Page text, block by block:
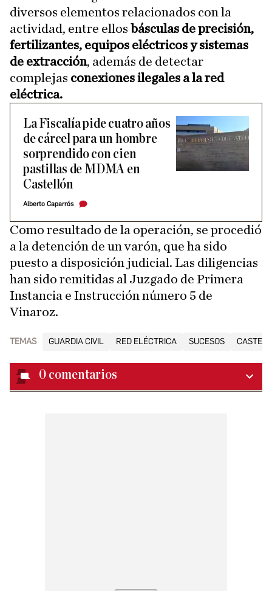
diversos elementos relacionados con la
actividad, entre ellos básculas de precisión,
fertilizantes, equipos eléctricos y sistemas
de extracción, además de detectar
complejas conexiones ilegales a la red
eléctrica.
La Fiscalía pide cuatro años
de cárcel para un hombre
sorprendido con cien
pastillas de MDMA en
Castellón
Alberto Caparrós
Como resultado de la operación, se procedió
a la detención de un varón, que ha sido
puesto a disposición judicial. Las diligencias
han sido remitidas al Juzgado de Primera
Instancia e Instrucción número 5 de
Vinaroz.
TEMAS GUARDIA CIVIL RED ELÉCTRICA SUCESOS
0 comentarios